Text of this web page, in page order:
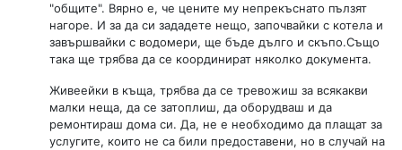
"общите". Вярно е, че цените му непрекъснато пълзят
нагоре. И за да си зададете нещо, започвайки с котела и
завършвайки с водомери, ще бъде дълго и скъпо.Също
така ще трябва да се координират няколко документа.
Живеейки в къща, трябва да се тревожиш за всякакви
малки неща, да се затоплиш, да оборудваш и да
ремонтираш дома си. Да, не е необходимо да плащат за
услугите, които не са били предоставени, но в случай на